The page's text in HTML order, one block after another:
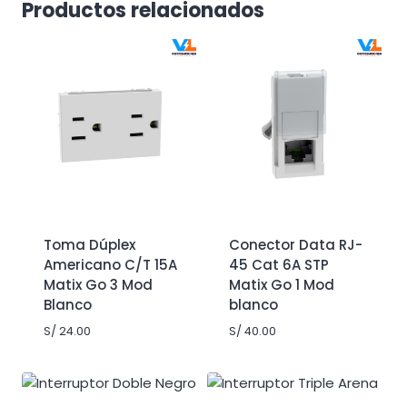
cantidad
Productos relacionados
Toma Dúplex
Americano C/T 15A
Matix Go 3 Mod
Blanco
S/ 24.00
Conector Data RJ-
45 Cat 6A STP
Matix Go 1 Mod
blanco
S/ 40.00